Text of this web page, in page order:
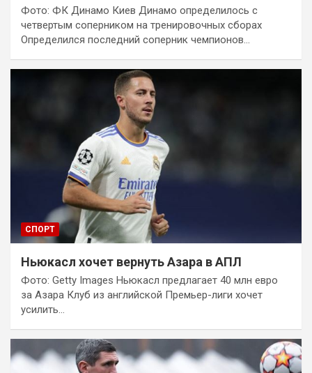
Фото: ФК Динамо Киев Динамо определилось с
четвертым соперником на тренировочных сборах
Определился последний соперник чемпионов…
СПОРТ
Ньюкасл хочет вернуть Азара в АПЛ
Фото: Getty Images Ньюкасл предлагает 40 млн евро
за Азара Клуб из английской Премьер-лиги хочет
усилить…